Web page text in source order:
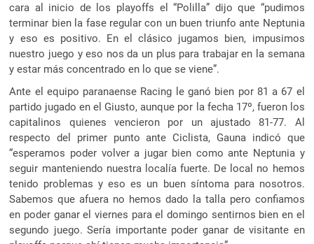
cara al inicio de los playoffs el “Polilla” dijo que “pudimos
terminar bien la fase regular con un buen triunfo ante Neptunia
y eso es positivo. En el clásico jugamos bien, impusimos
nuestro juego y eso nos da un plus para trabajar en la semana
y estar más concentrado en lo que se viene”.
Ante el equipo paranaense Racing le ganó bien por 81 a 67 el
partido jugado en el Giusto, aunque por la fecha 17º, fueron los
capitalinos quienes vencieron por un ajustado 81-77. Al
respecto del primer punto ante Ciclista, Gauna indicó que
“esperamos poder volver a jugar bien como ante Neptunia y
seguir manteniendo nuestra localía fuerte. De local no hemos
tenido problemas y eso es un buen síntoma para nosotros.
Sabemos que afuera no hemos dado la talla pero confiamos
en poder ganar el viernes para el domingo sentirnos bien en el
segundo juego. Sería importante poder ganar de visitante en